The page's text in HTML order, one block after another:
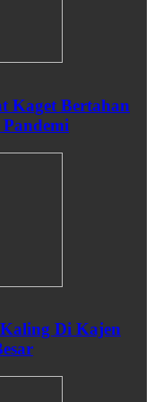
Kaget Bertahan
Di Kajen